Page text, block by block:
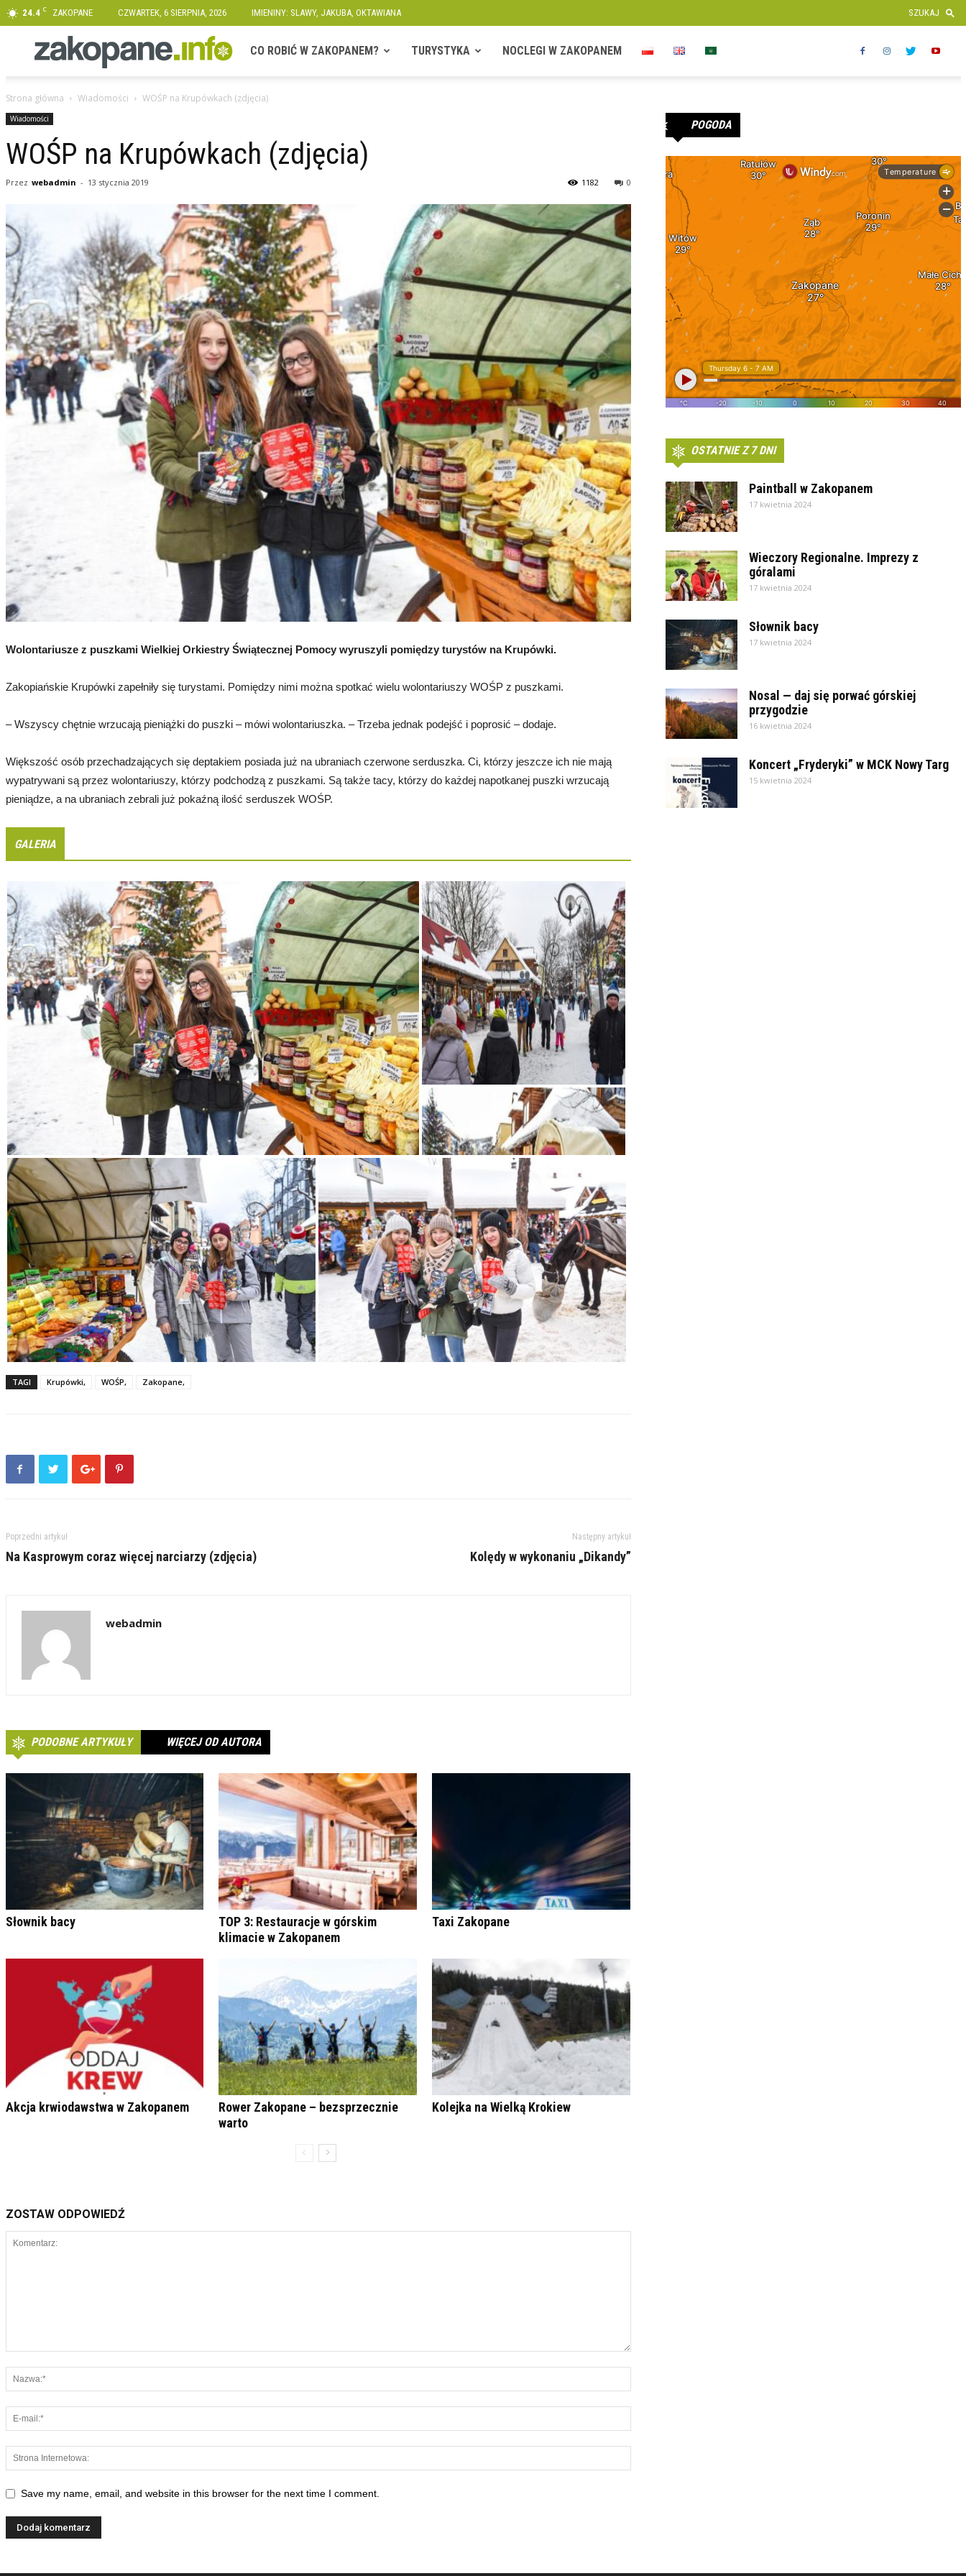
24.4 C ZAKOPANE CZWARTEK, 6 SIERPNIA, 2026 IMIENINY: SLAWY, JAKUBA, OKTAWIANA
Zakopane.info
CO ROBIĆ W ZAKOPANEM? TURYSTYKA NOCLEGI W ZAKOPANEM
Strona główna Wiadomości WOŚP na Krupówkach (zdjęcia)
Wiadomości
WOŚP na Krupówkach (zdjęcia)
Przez webadmin - 13 stycznia 2019 0
1182
Wolontariusze z puszkami Wielkiej Orkiestry Świątecznej Pomocy wyruszyli pomiędzy turystów na Krupówki.
Zakopiańskie Krupówki zapełniły się turystami. Pomiędzy nimi można spotkać wielu wolontariuszy WOŚP z puszkami.
– Wszyscy chętnie wrzucają pieniążki do puszki – mówi wolontariuszka. – Trzeba jednak podejść i poprosić – dodaje.
Większość osób przechadzających się deptakiem posiada już na ubraniach czerwone serduszka. Ci, którzy jeszcze ich nie mają
wypatrywani są przez wolontariuszy, którzy podchodzą z puszkami. Są także tacy, którzy do każdej napotkanej puszki wrzucają
pieniądze, a na ubraniach zebrali już pokaźną ilość serduszek WOŚP.
GALERIA
TAGI Krupówki, WOŚP, Zakopane,
Poprzedni artykuł
Na Kasprowym coraz więcej narciarzy (zdjęcia)
Następny artykuł
Kolędy w wykonaniu „Dikandy”
webadmin
PODOBNE ARTYKUŁY WIĘCEJ OD AUTORA
Słownik bacy
TOP 3: Restauracje w górskim
klimacie w Zakopanem
Taxi Zakopane
Akcja krwiodawstwa w Zakopanem
Rower Zakopane – bezsprzecznie
warto
Kolejka na Wielką Krokiew
ZOSTAW ODPOWIEDŹ
Save my name, email, and website in this browser for the next time I comment.
POGODA
OSTATNIE Z 7 DNI
Paintball w Zakopanem
17 kwietnia 2024
Wieczory Regionalne. Imprezy z
góralami
17 kwietnia 2024
Słownik bacy
17 kwietnia 2024
Nosal — daj się porwać górskiej
przygodzie
16 kwietnia 2024
Koncert „Fryderyki” w MCK Nowy Targ
15 kwietnia 2024